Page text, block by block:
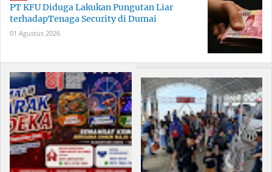
PT KFU Diduga Lakukan Pungutan Liar
terhadapTenaga Security di Dumai
01 Agustus 2026